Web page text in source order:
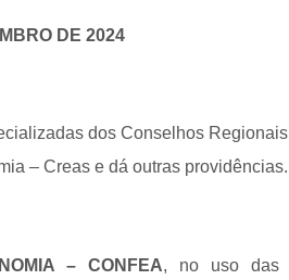
DE 2024
dos Conselhos Regionais
– Creas e dá outras providências.
– CONFEA , no uso das